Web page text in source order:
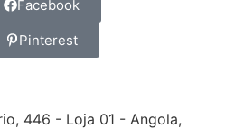
Facebook
Pinterest
446 - Loja 01 - Angola,